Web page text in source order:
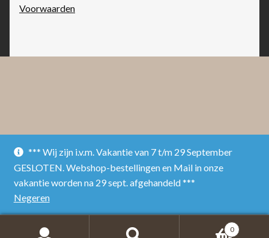
*** Wij zijn i.v.m. Vakantie van 7 t/m 29 September
GESLOTEN. Webshop-bestellingen en Mail in onze
vakantie worden na 29 sept. afgehandeld ***
Negeren
Voorwaarden
0